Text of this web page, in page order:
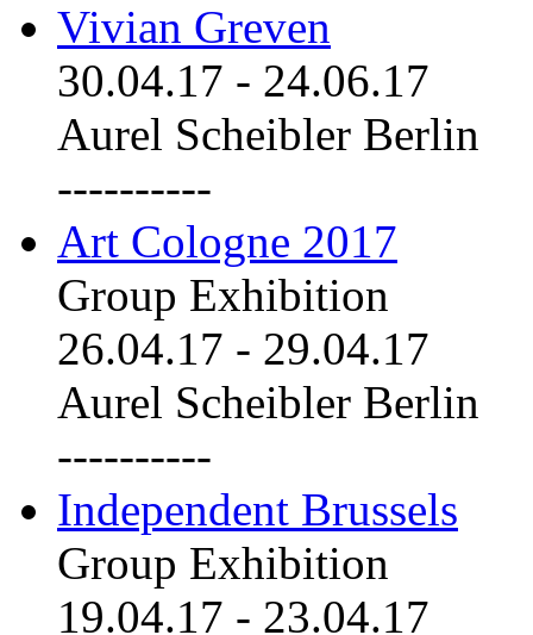
Vivian Greven
30.04.17 - 24.06.17
Aurel Scheibler Berlin
----------
Art Cologne 2017
Group Exhibition
26.04.17 - 29.04.17
Aurel Scheibler Berlin
----------
Independent Brussels
Group Exhibition
19.04.17 - 23.04.17